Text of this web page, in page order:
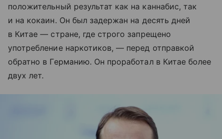
положительный результат как на каннабис, так
и на кокаин. Он был задержан на десять дней
в Китае — стране, где строго запрещено
употребление наркотиков, — перед отправкой
обратно в Германию. Он проработал в Китае более
двух лет.